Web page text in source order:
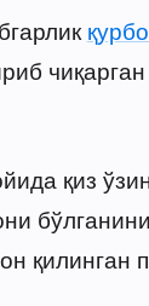
қиз
қилинган